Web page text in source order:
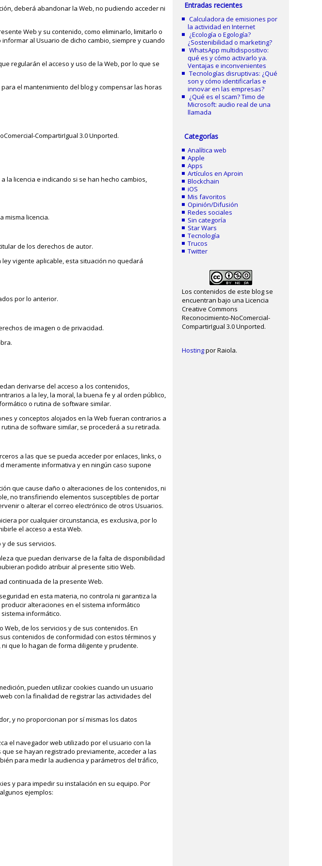
deberá abandonar la Web, no pudiendo acceder ni
Web y su contenido, como eliminarlo, limitarlo o
al Usuario de dicho cambio, siempre y cuando
regularán el acceso y uso de la Web, por lo que se
el mantenimiento del blog y compensar las horas
CompartirIgual 3.0 Unported.
la licencia e indicando si se han hecho cambios,
misma licencia.
de los derechos de autor.
vigente aplicable, esta situación no quedará
por lo anterior.
de imagen o de privacidad.
derivarse del acceso a los contenidos,
a la ley, la moral, la buena fe y al orden público,
o rutina de software similar.
y conceptos alojados en la Web fueran contrarios a
de software similar, se procederá a su retirada.
a las que se pueda acceder por enlaces, links, o
meramente informativa y en ningún caso supone
que cause daño o alteraciones de los contenidos, ni
no transfiriendo elementos susceptibles de portar
o alterar el correo electrónico de otros Usuarios.
por cualquier circunstancia, es exclusiva, por lo
el acceso a esta Web.
de sus servicios.
que puedan derivarse de la falta de disponibilidad
podido atribuir al presente sitio Web.
continuada de la presente Web.
en esta materia, no controla ni garantiza la
alteraciones en el sistema informático
informático.
de los servicios y de sus contenidos. En
contenidos de conformidad con estos términos y
que lo hagan de forma diligente y prudente.
pueden utilizar cookies cuando un usuario
con la finalidad de registrar las actividades del
y no proporcionan por sí mismas los datos
el navegador web utilizado por el usuario con la
se hayan registrado previamente, acceder a las
para medir la audiencia y parámetros del tráfico,
y para impedir su instalación en su equipo. Por
ejemplos:
Entradas recientes
Calculadora de emisiones por
la actividad en Internet
¿Ecología o Egología?
¿Sostenibilidad o marketing?
WhatsApp multidispositivo:
qué es y cómo activarlo ya.
Ventajas e inconvenientes
Tecnologías disruptivas: ¿Qué
son y cómo identificarlas e
innovar en las empresas?
¿Qué es el scam? Timo de
Microsoft: audio real de una
llamada
Categorías
Analítica web
Apple
Apps
Artículos en Aproin
Blockchain
iOS
Mis favoritos
Opinión/Difusión
Redes sociales
Sin categoría
Star Wars
Tecnología
Trucos
Twitter
Los contenidos de este blog se
encuentran bajo una Licencia
Creative Commons
Reconocimiento-NoComercial-
CompartirIgual 3.0 Unported.
Hostingpor Raiola.